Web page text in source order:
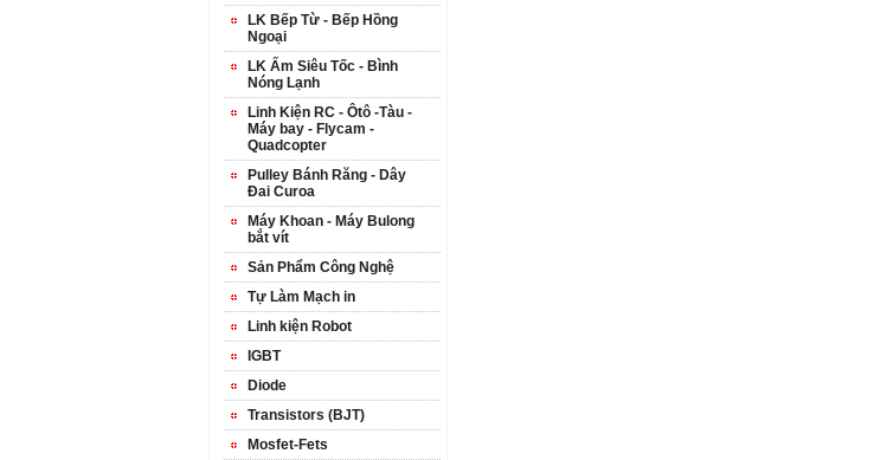
LK Bếp Từ - Bếp Hồng
Ngoại
LK Ấm Siêu Tốc - Bình
Nóng Lạnh
Linh Kiện RC - Ôtô -Tàu -
Máy bay - Flycam -
Quadcopter
Pulley Bánh Răng - Dây
Đai Curoa
Máy Khoan - Máy Bulong
bắt vít
Sản Phẩm Công Nghệ
Tự Làm Mạch in
Linh kiện Robot
IGBT
Diode
Transistors (BJT)
Mosfet-Fets